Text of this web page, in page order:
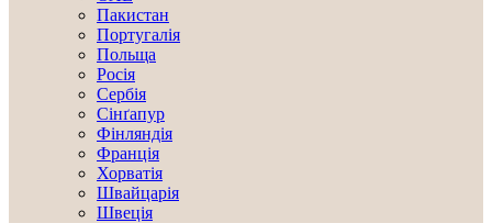
Пакистан
Португалія
Польща
Росія
Сербія
Сінґапур
Фінляндія
Франція
Хорватія
Швайцарія
Швеція